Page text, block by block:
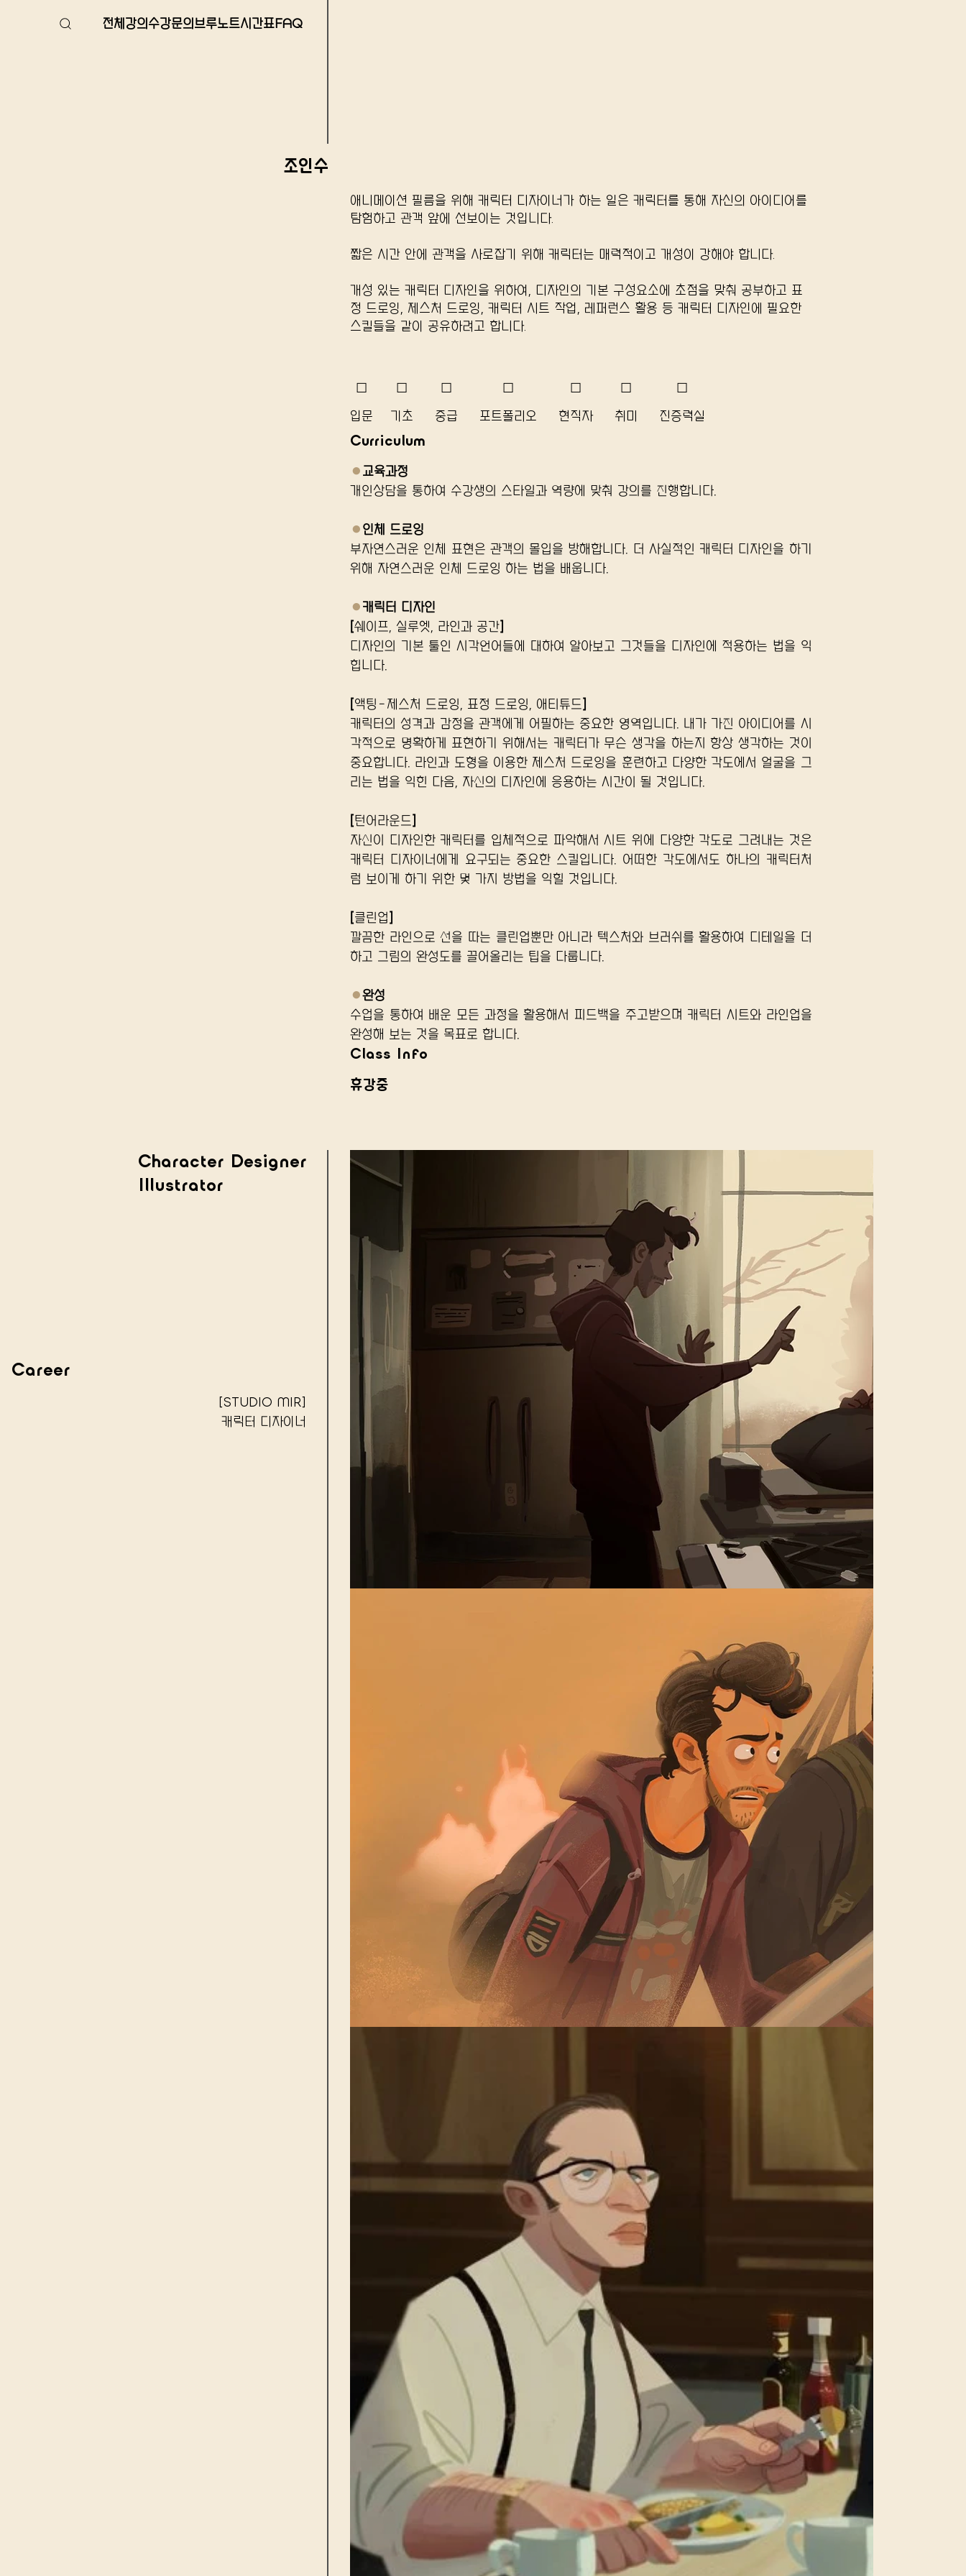
조인수
애니메이션 필름을 위해 캐릭터 디자이너가 하는 일은 캐릭터를 통해 자신의 아이디어를
탐험하고 관객 앞에 선보이는 것입니다.
​짧은 시간 안에 관객을 사로잡기 위해 캐릭터는 매력적이고 개성이 강해야 합니다.
개성 있는 캐릭터 디자인을 위하여, 디자인의 기본 구성요소에 초점을 맞춰 공부하고 표
정 드로잉, 제스처 드로잉, 캐릭터 시트 작업, 레퍼런스 활용 등 캐릭터 디자인에 필요한
스킬들을 같이 공유하려고 합니다.
☐
입문
☐
기초
☐
중급
☐
포트폴리오
☐
​현직자
☐
취미
☐
​진증력실
Curriculum
● 교육과정
개인상담을 통하여 수강생의 스타일과 역량에 맞춰 강의를 진행합니다.
● 인체 드로잉
부자연스러운 인체 표현은 관객의 몰입을 방해합니다. 더 사실적인 캐릭터 디자인을 하기
위해 자연스러운 인체 드로잉 하는 법을 배웁니다.
● 캐릭터 디자인
[쉐이프, 실루엣, 라인과 공간]
디자인의 기본 툴인 시각언어들에 대하여 알아보고 그것들을 디자인에 적용하는 법을 익
힙니다.
[액팅-제스처 드로잉, 표정 드로잉, 애티튜드]
캐릭터의 성격과 감정을 관객에게 어필하는 중요한 영역입니다. 내가 가진 아이디어를 시
각적으로 명확하게 표현하기 위해서는 캐릭터가 무슨 생각을 하는지 항상 생각하는 것이
중요합니다. 라인과 도형을 이용한 제스처 드로잉을 훈련하고 다양한 각도에서 얼굴을 그
리는 법을 익힌 다음, 자신의 디자인에 응용하는 시간이 될 것입니다.
[턴어라운드]
자신이 디자인한 캐릭터를 입체적으로 파악해서 시트 위에 다양한 각도로 그려내는 것은
캐릭터 디자이너에게 요구되는 중요한 스킬입니다. 어떠한 각도에서도 하나의 캐릭터처
럼 보이게 하기 위한 몇 가지 방법을 익힐 것입니다.
[클린업]
깔끔한 라인으로 선을 따는 클린업뿐만 아니라 텍스처와 브러쉬를 활용하여 디테일을 더
하고 그림의 완성도를 끌어올리는 팁을 다룹니다.
●완성
수업을 통하여 배운 모든 과정을 활용해서 피드백을 주고받으며 캐릭터 시트와 라인업을
완성해 보는 것을 목표로 합니다.
Career
[STUDIO MIR]
캐릭터 디자이너
Character Designer
Illustrator
Class Info
휴강중
전체강의 수강문의 브루노트시간표FAQ